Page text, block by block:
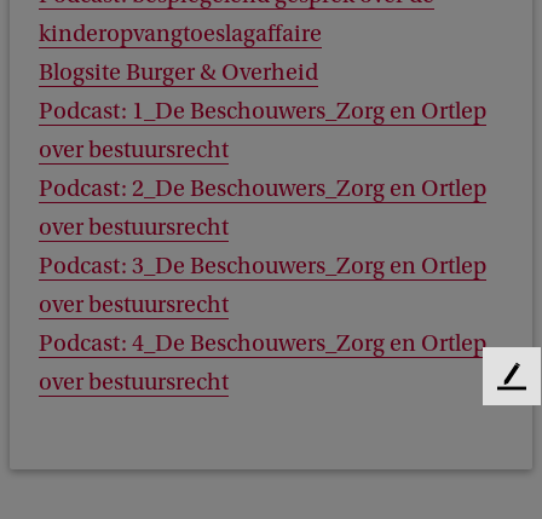
kinderopvangtoeslagaffaire
Blogsite Burger & Overheid
Podcast: 1_De Beschouwers_Zorg en Ortlep
over bestuursrecht
Podcast: 2_De Beschouwers_Zorg en Ortlep
over bestuursrecht
Podcast: 3_De Beschouwers_Zorg en Ortlep
over bestuursrecht
Podcast: 4_De Beschouwers_Zorg en Ortlep
over bestuursrecht
F
d